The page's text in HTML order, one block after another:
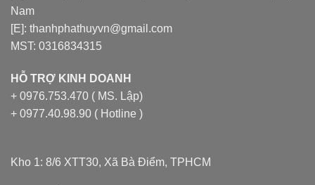
Nam
[E]: thanhphathuyvn@gmail.com
MST: 0316834315
HỖ TRỢ KINH DOANH
+ 0976.753.470 ( MS. Lập)
+ 0977.40.98.90 ( Hotline )
Kho 1: 8/6 XTT30, Xã Bà Điểm, TPHCM